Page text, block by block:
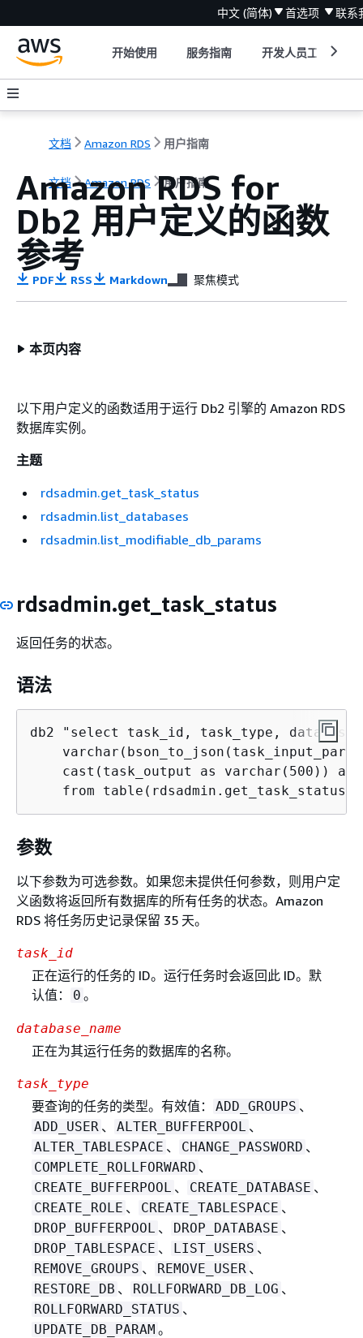
中文 (简体) 首选项 联系
开始使用 服务指南 开发人员工具
文档 Amazon RDS 用户指南
文档 Amazon RDS 用户指南
Amazon RDS for
Db2 用户定义的函数
参考
PDF RSS Markdown 聚焦模式
本页内容
以下用户定义的函数适用于运行 Db2 引擎的 Amazon RDS
数据库实例。
主题
rdsadmin.get_task_status
rdsadmin.list_databases
rdsadmin.list_modifiable_db_params
rdsadmin.get_task_status
返回任务的状态。
语法
db2 "select task_id, task_type,
cast(task_output as varchar(500)) as
from
参数
以下参数为可选参数。如果您未提供任何参数，则用户定
义函数将返回所有数据库的所有任务的状态。Amazon
RDS 将任务历史记录保留 35 天。
task_id
正在运行的任务的 ID。运行任务时会返回此 ID。默
认值：
0 。
database_name
正在为其运行任务的数据库的名称。
task_type
要查询的任务的类型。有效值： ADD_GROUPS 、
ADD_USER 、 ALTER_BUFFERPOOL 、
ALTER_TABLESPACE 、 CHANGE_PASSWORD 、
COMPLETE_ROLLFORWARD 、
CREATE_BUFFERPOOL 、 CREATE_DATABASE 、
CREATE_ROLE 、 CREATE_TABLESPACE 、
DROP_BUFFERPOOL 、 DROP_DATABASE 、
DROP_TABLESPACE 、 LIST_USERS 、
REMOVE_GROUPS 、 REMOVE_USER 、
RESTORE_DB 、 ROLLFORWARD_DB_LOG 、
ROLLFORWARD_STATUS 、
UPDATE_DB_PARAM 。